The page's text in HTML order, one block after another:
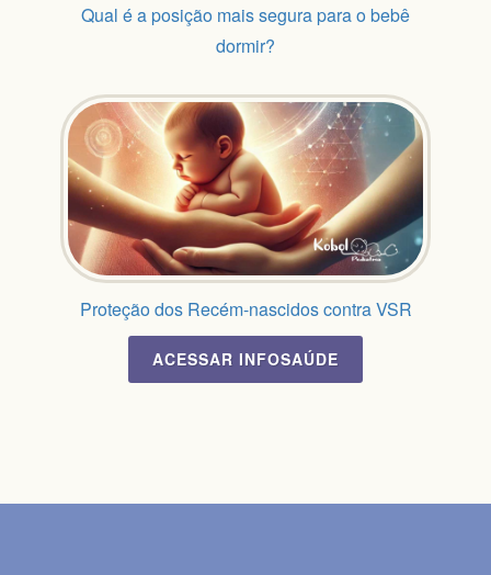
Qual é a posição mais segura para o bebê
dormir?
Proteção dos Recém-nascidos contra VSR
ACESSAR INFOSAÚDE